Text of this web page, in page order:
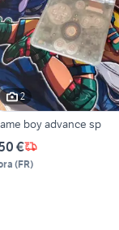
2
boy advance sp
€
(FR)